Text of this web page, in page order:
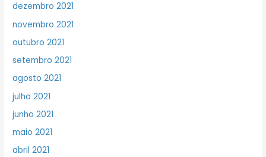
dezembro 2021
novembro 2021
outubro 2021
setembro 2021
agosto 2021
julho 2021
junho 2021
maio 2021
abril 2021